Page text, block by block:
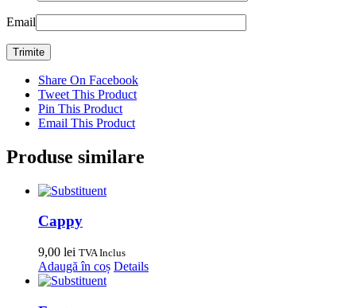
Email
Share On Facebook
Tweet This Product
Pin This Product
Email This Product
Produse similare
Cappy
9,00 lei TVA Inclus
Adaugă în coș Details